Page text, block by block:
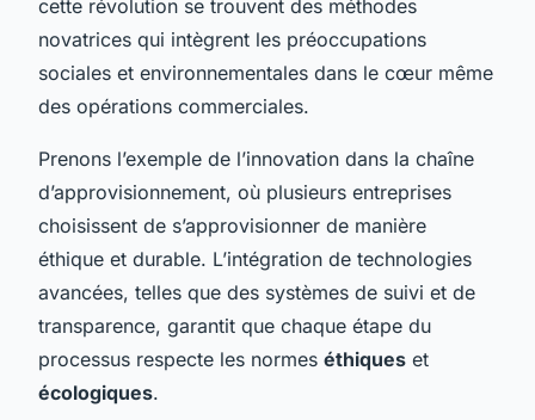
cette révolution se trouvent des méthodes
novatrices qui intègrent les préoccupations
sociales et environnementales dans le cœur même
des opérations commerciales.
Prenons l’exemple de l’innovation dans la chaîne
d’approvisionnement, où plusieurs entreprises
choisissent de s’approvisionner de manière
éthique et durable. L’intégration de technologies
avancées, telles que des systèmes de suivi et de
transparence, garantit que chaque étape du
processus respecte les normes éthiques et
écologiques.